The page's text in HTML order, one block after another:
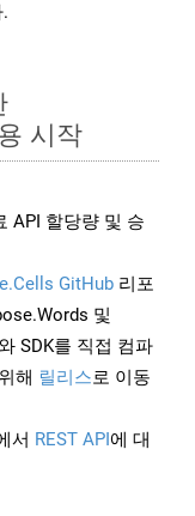
시작
API 할당량 및 승
GitHub 리포
및
SDK를 직접 컴파
해 릴리스로 이동
서 REST API에 대